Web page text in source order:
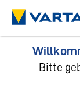
Bitte